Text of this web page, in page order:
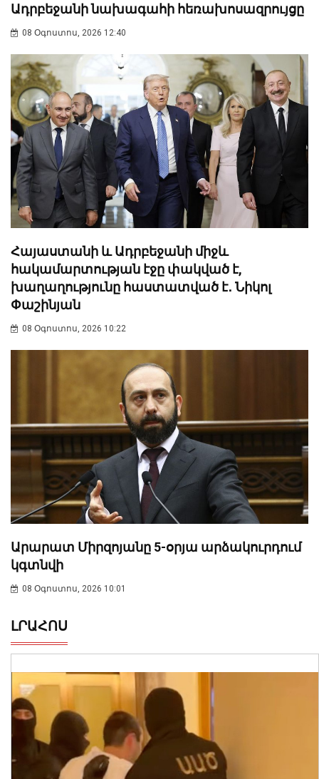
Ադրբեջանի նախագահի հեռախոսազրույցը
08 Օգոստոս, 2026 12:40
Հայաստանի և Ադրբեջանի միջև
հակամարտության էջը փակված է,
խաղաղությունը հաստատված է․ Նիկոլ
Փաշինյան
08 Օգոստոս, 2026 10:22
Արարատ Միրզոյանը 5-օրյա արձակուրդում
կգտնվի
08 Օգոստոս, 2026 10:01
ԼՐԱՀՈՍ